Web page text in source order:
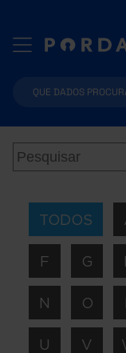
TODOS
F G
N O
U V